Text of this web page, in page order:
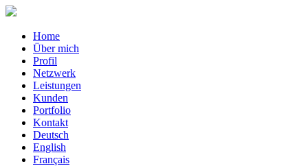
Home
Über mich
Profil
Netzwerk
Leistungen
Kunden
Portfolio
Kontakt
Deutsch
English
Français